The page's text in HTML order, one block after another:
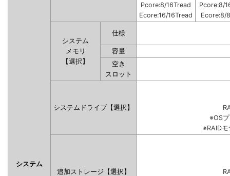
システム
Pcore:8/16Tread
Ecore:16/16Tread
Pcore:8/
Ecore:8/
システム
メモリ
【選択】
仕様
容量
空き
スロット
システムドライブ【選択】
※OS
※RAID
追加ストレージ【選択】